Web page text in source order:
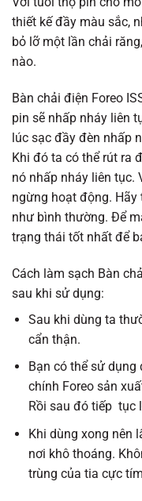
thiết kế đầy màu sắc,
bỏ lỡ một lần chải
nào.
Bàn chải điện Foreo
pin sẽ nhấp nháy liên
lúc sạc đầy đèn nhấp
Khi đó ta có thể rút ra
nó nhấp nháy liên tục.
ngừng hoạt động. Hãy
như bình thường. Để
trạng thái tốt nhất để
Cách làm sạch Bàn
sau khi sử dụng:
Sau khi dùng ta
cẩn thận.
Bạn có thể sử
chính Foreo sản
Rồi sau đó tiếp tục
Khi dùng xong nên
nơi khô thoáng.
trùng của tia cực